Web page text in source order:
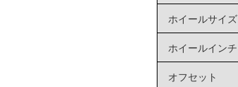
ホイールサイズ
ホイールインチ
オフセット